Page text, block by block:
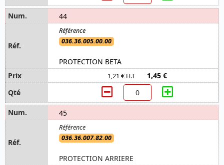
44
036.36.005.00.00
PROTECTION BETA
1,21 € H.T 1,45 €
45
036.36.007.82.00
PROTECTION ARRIERE